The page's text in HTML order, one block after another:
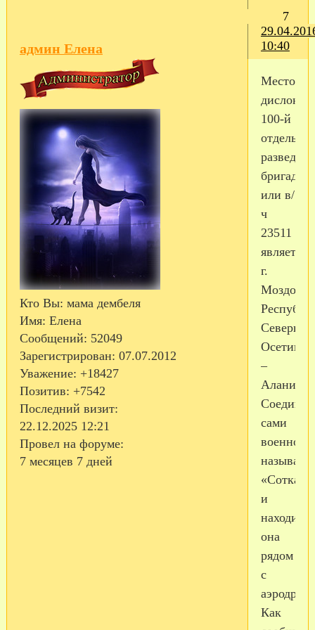
7
10:40
админ Елена
Кто Вы: мама дембеля
Имя: Елена
Сообщений: 52049
Зарегистрирован: 07.07.2012
Уважение: +18427
Позитив: +7542
Последний визит:
22.12.2025 12:21
Провел на форуме:
7 месяцев 7 дней
Местом
100-й
бригады,
или в/
ч
23511
является
г.
Моздок
Северной
Осетии
–
Алании.
сами
называют
«Сотка»,
и
находится
она
рядом
с
Как